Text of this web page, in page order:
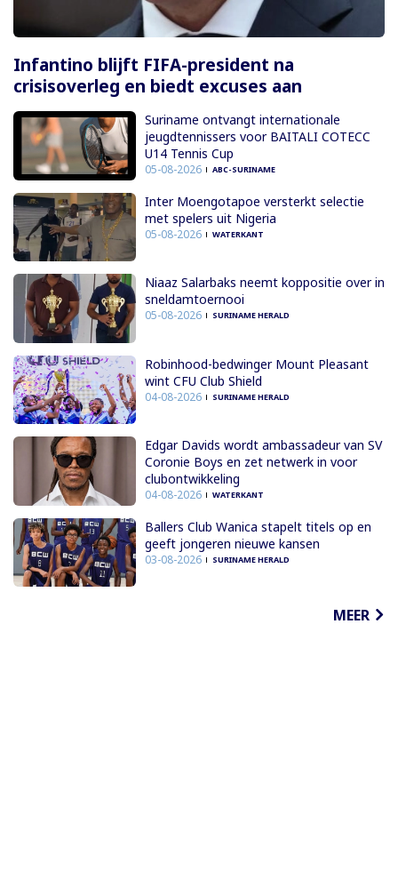
Infantino blijft FIFA-president na
crisisoverleg en biedt excuses aan
Suriname ontvangt internationale
jeugdtennissers voor BAITALI COTECC
U14 Tennis Cup
05-08-2026 ABC-SURINAME
Inter Moengotapoe versterkt selectie
met spelers uit Nigeria
05-08-2026 WATERKANT
Niaaz Salarbaks neemt koppositie over in
sneldamtoernooi
05-08-2026 SURINAME HERALD
Robinhood-bedwinger Mount Pleasant
wint CFU Club Shield
04-08-2026 SURINAME HERALD
Edgar Davids wordt ambassadeur van SV
Coronie Boys en zet netwerk in voor
clubontwikkeling
04-08-2026 WATERKANT
Ballers Club Wanica stapelt titels op en
geeft jongeren nieuwe kansen
03-08-2026 SURINAME HERALD
MEER